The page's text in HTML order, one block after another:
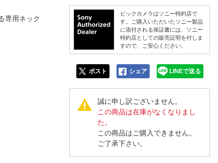
口
専用ネック
ビックカメラはソニー特約店で
す。ご購入いただいたソニー製品
に添付される保証書には、ソニー
特約店としての販売証明を付しま
すので、ご安心ください。
ポスト シェア LINEで送る
誠に申し訳ございません。
この商品は在庫がなくなりまし
た。
この商品はご購入できません。
ご了承下さい。